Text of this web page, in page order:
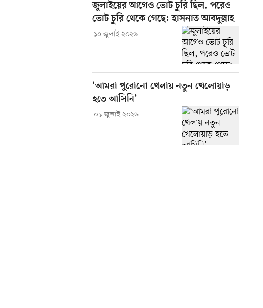
জুলাইয়ের আগেও ভোট চুরি ছিল, পরেও
ভোট চুরি থেকে গেছে: হাসনাত আবদুল্লাহ
১০ জুলাই ২০২৬
‘আমরা পুরোনো খেলায় নতুন খেলোয়াড়
হতে আসিনি’
০৯ জুলাই ২০২৬